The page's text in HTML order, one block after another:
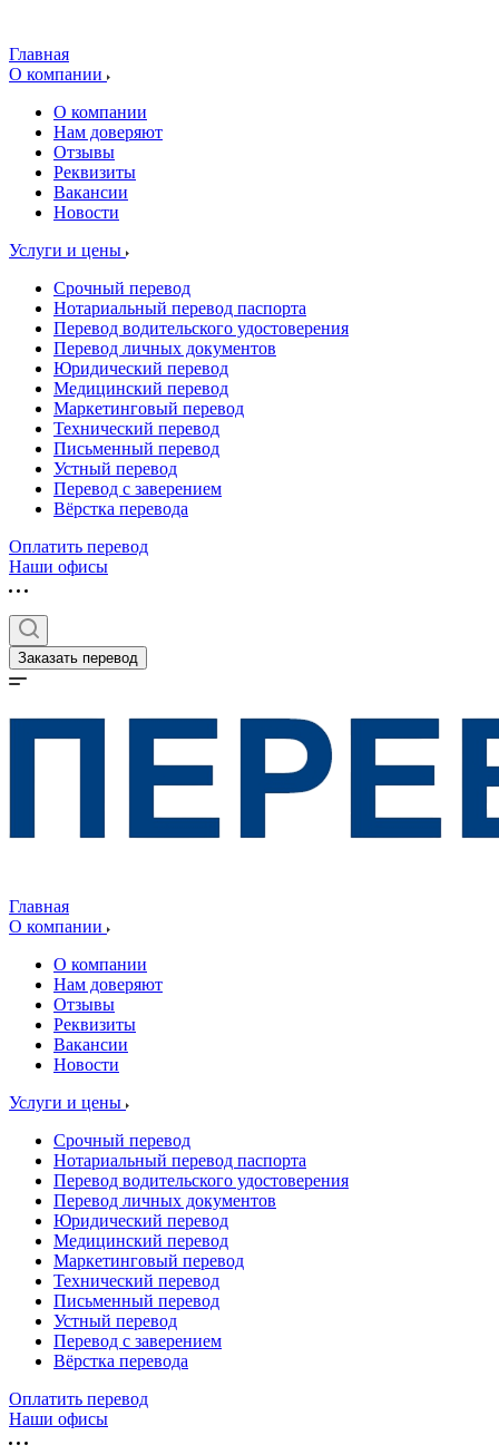
Главная
О компании
О компании
Нам доверяют
Отзывы
Реквизиты
Вакансии
Новости
Услуги и цены
Срочный перевод
Нотариальный перевод паспорта
Перевод водительского удостоверения
Перевод личных документов
Юридический перевод
Медицинский перевод
Маркетинговый перевод
Технический перевод
Письменный перевод
Устный перевод
Перевод с заверением
Вёрстка перевода
Оплатить перевод
Наши офисы
Заказать перевод
Главная
О компании
О компании
Нам доверяют
Отзывы
Реквизиты
Вакансии
Новости
Услуги и цены
Срочный перевод
Нотариальный перевод паспорта
Перевод водительского удостоверения
Перевод личных документов
Юридический перевод
Медицинский перевод
Маркетинговый перевод
Технический перевод
Письменный перевод
Устный перевод
Перевод с заверением
Вёрстка перевода
Оплатить перевод
Наши офисы